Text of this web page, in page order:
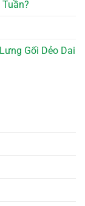
Gối Dẻo Dai